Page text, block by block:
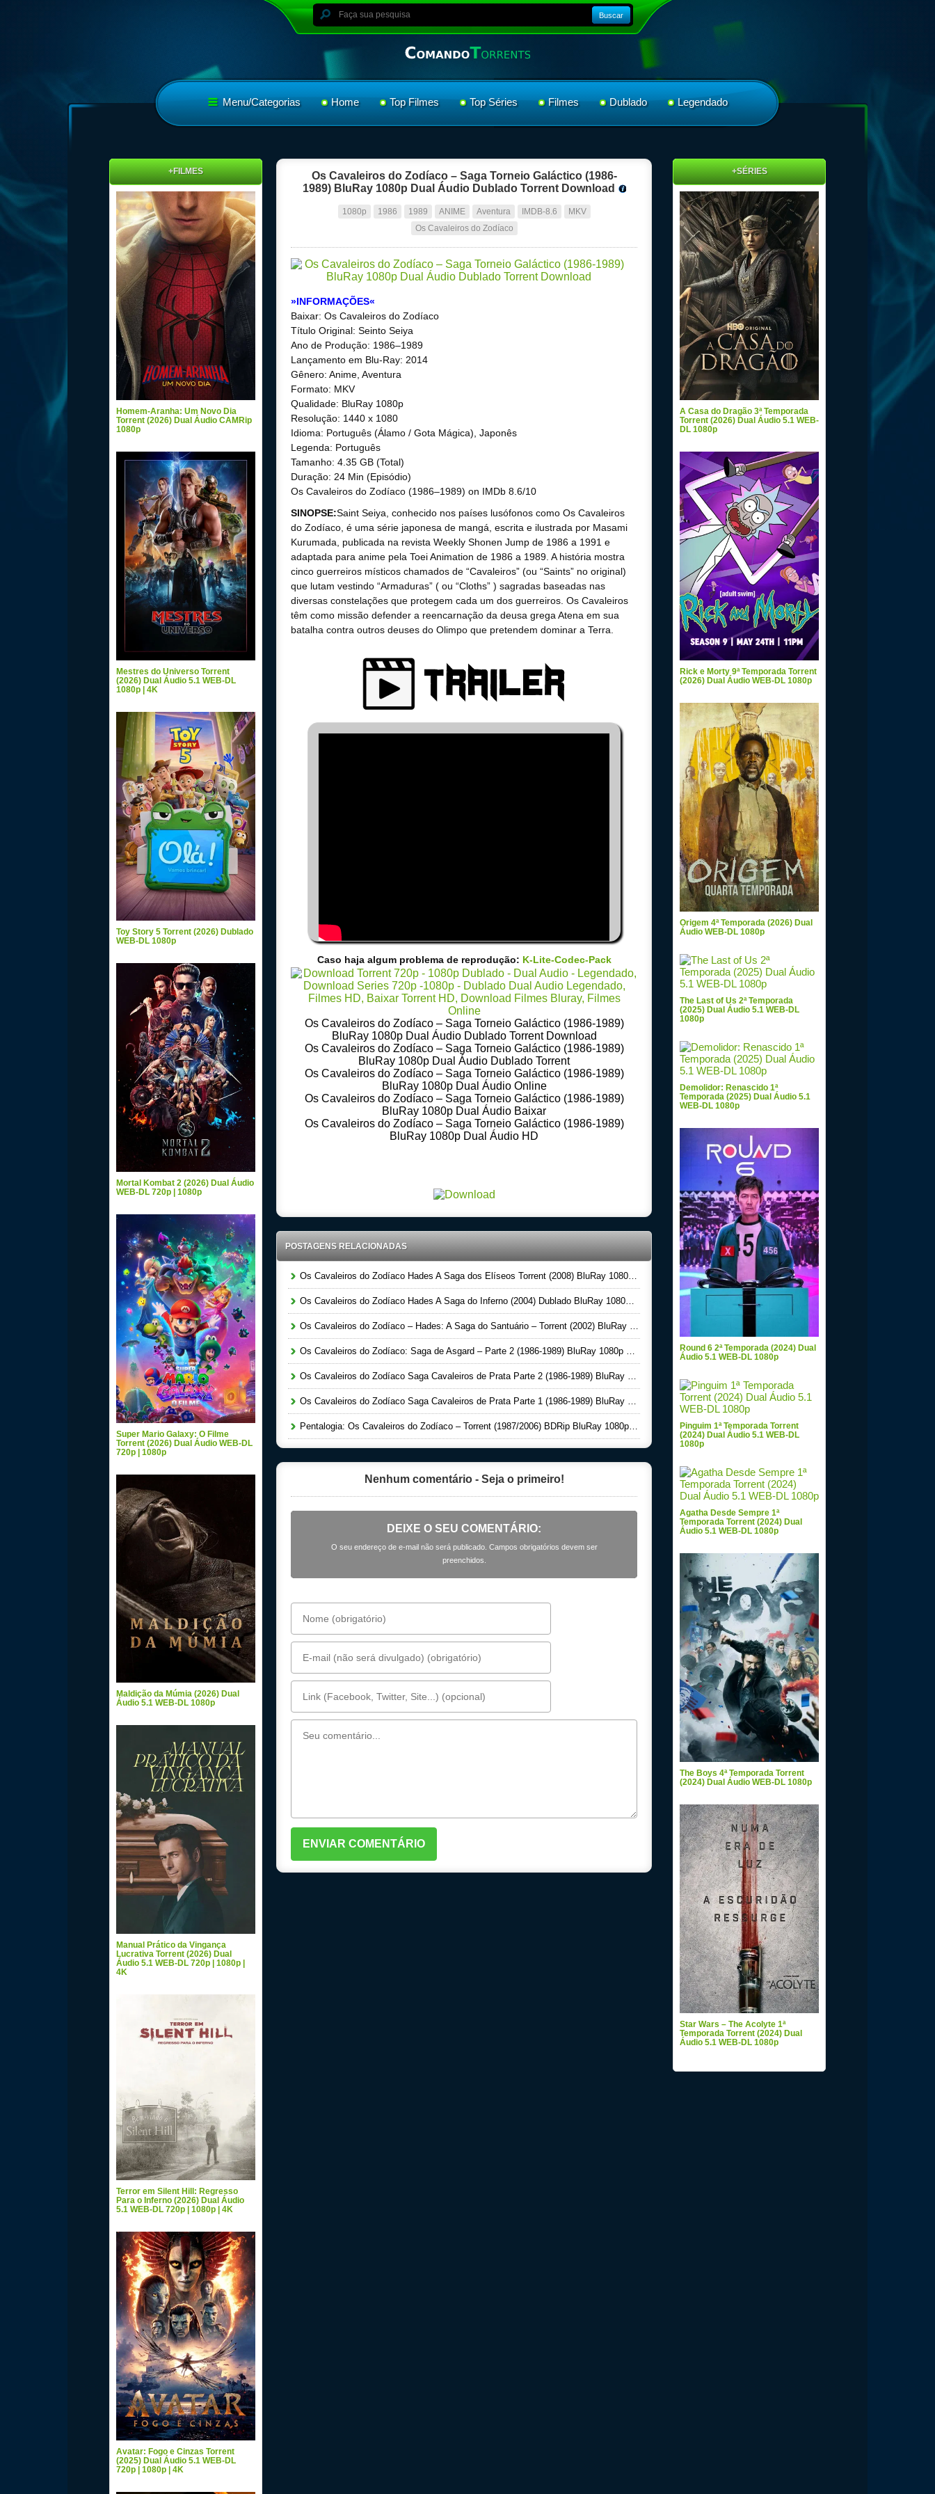
Buscar
Menu/Categorias Home Top Filmes Top Séries Filmes Dublado Legendado
Os Cavaleiros do Zodíaco – Saga Torneio Galáctico (1986-
1989) BluRay 1080p Dual Áudio Dublado Torrent Download
1080p 1986 1989 ANIME Aventura IMDB-8.6
MKV
Os Cavaleiros do Zodíaco
»INFORMAÇÕES«
Baixar: Os Cavaleiros do Zodíaco
Título Original: Seinto Seiya
Ano de Produção: 1986–1989
Lançamento em Blu-Ray: 2014
Gênero: Anime, Aventura
Formato: MKV
Qualidade: BluRay 1080p
Resolução: 1440 x 1080
Idioma: Português (Álamo / Gota Mágica), Japonês
Legenda: Português
Tamanho: 4.35 GB (Total)
Duração: 24 Min (Episódio)
Os Cavaleiros do Zodíaco (1986–1989) on IMDb 8.6/10
SINOPSE:Saint Seiya, conhecido nos países lusófonos como Os Cavaleiros
do Zodíaco, é uma série japonesa de mangá, escrita e ilustrada por Masami
Kurumada, publicada na revista Weekly Shonen Jump de 1986 a 1991 e
adaptada para anime pela Toei Animation de 1986 a 1989. A história mostra
cinco guerreiros místicos chamados de “Cavaleiros” (ou “Saints” no original)
que lutam vestindo “Armaduras” ( ou “Cloths” ) sagradas baseadas nas
diversas constelações que protegem cada um dos guerreiros. Os Cavaleiros
têm como missão defender a reencarnação da deusa grega Atena em sua
batalha contra outros deuses do Olimpo que pretendem dominar a Terra.
Caso haja algum problema de reprodução: K-Lite-Codec-Pack
Os Cavaleiros do Zodíaco – Saga Torneio Galáctico (1986-1989)
BluRay 1080p Dual Áudio Dublado Torrent Download
Os Cavaleiros do Zodíaco – Saga Torneio Galáctico (1986-1989)
BluRay 1080p Dual Áudio Dublado Torrent
Os Cavaleiros do Zodíaco – Saga Torneio Galáctico (1986-1989)
BluRay 1080p Dual Áudio Online
Os Cavaleiros do Zodíaco – Saga Torneio Galáctico (1986-1989)
BluRay 1080p Dual Áudio Baixar
Os Cavaleiros do Zodíaco – Saga Torneio Galáctico (1986-1989)
BluRay 1080p Dual Áudio HD
POSTAGENS RELACIONADAS
Os Cavaleiros do Zodíaco Hades A Saga dos Elíseos Torrent (2008) BluRay 1080p Dual Áudio Downloa
Os Cavaleiros do Zodíaco Hades A Saga do Inferno (2004) Dublado BluRay 1080p Download Torrent
Os Cavaleiros do Zodíaco – Hades: A Saga do Santuário – Torrent (2002) BluRay 1080p Dual Áudio
Os Cavaleiros do Zodíaco: Saga de Asgard – Parte 2 (1986-1989) BluRay 1080p Dual Áudio Dublado Torrent
Os Cavaleiros do Zodíaco Saga Cavaleiros de Prata Parte 2 (1986-1989) BluRay 1080p Dual Áudio Dublado Torrent Download
Os Cavaleiros do Zodíaco Saga Cavaleiros de Prata Parte 1 (1986-1989) BluRay 1080p Dual Áudio Dublado Torrent Download
Pentalogia: Os Cavaleiros do Zodíaco – Torrent (1987/2006) BDRip BluRay 1080p 5.1 Torrent Dublado
Nenhum comentário - Seja o primeiro!
DEIXE O SEU COMENTÁRIO:
O seu endereço de e-mail não será publicado. Campos obrigatórios devem ser
preenchidos.
+FILMES
Homem-Aranha: Um Novo Dia
Torrent (2026) Dual Áudio CAMRip
1080p
Mestres do Universo Torrent
(2026) Dual Áudio 5.1 WEB-DL
1080p | 4K
Toy Story 5 Torrent (2026) Dublado
WEB-DL 1080p
Mortal Kombat 2 (2026) Dual Áudio
WEB-DL 720p | 1080p
Super Mario Galaxy: O Filme
Torrent (2026) Dual Áudio WEB-DL
720p | 1080p
Maldição da Múmia (2026) Dual
Áudio 5.1 WEB-DL 1080p
Manual Prático da Vingança
Lucrativa Torrent (2026) Dual
Áudio 5.1 WEB-DL 720p | 1080p |
4K
Terror em Silent Hill: Regresso
Para o Inferno (2026) Dual Áudio
5.1 WEB-DL 720p | 1080p | 4K
Avatar: Fogo e Cinzas Torrent
(2025) Dual Áudio 5.1 WEB-DL
720p | 1080p | 4K
+SÉRIES
A Casa do Dragão 3ª Temporada
Torrent (2026) Dual Áudio 5.1 WEB-
DL 1080p
Rick e Morty 9ª Temporada Torrent
(2026) Dual Áudio WEB-DL 1080p
Origem 4ª Temporada (2026) Dual
Áudio WEB-DL 1080p
The Last of Us 2ª Temporada
(2025) Dual Áudio 5.1 WEB-DL
1080p
Demolidor: Renascido 1ª
Temporada (2025) Dual Áudio 5.1
WEB-DL 1080p
Round 6 2ª Temporada (2024) Dual
Áudio 5.1 WEB-DL 1080p
Pinguim 1ª Temporada Torrent
(2024) Dual Áudio 5.1 WEB-DL
1080p
Agatha Desde Sempre 1ª
Temporada Torrent (2024) Dual
Áudio 5.1 WEB-DL 1080p
The Boys 4ª Temporada Torrent
(2024) Dual Áudio WEB-DL 1080p
Star Wars – The Acolyte 1ª
Temporada Torrent (2024) Dual
Áudio 5.1 WEB-DL 1080p